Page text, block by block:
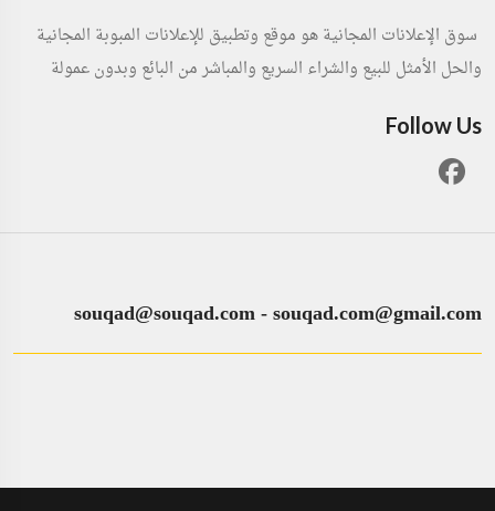
سوق الإعلانات المجانية هو موقع وتطبيق للإعلانات المبوبة المجانية
والحل الأمثل للبيع والشراء السريع والمباشر من البائع وبدون عمولة
Follow Us
souqad@souqad.com-souqad.com@gmail.com